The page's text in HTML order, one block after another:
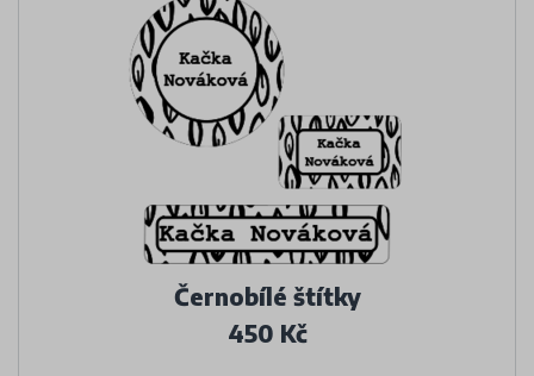
Černobílé štítky
450 Kč